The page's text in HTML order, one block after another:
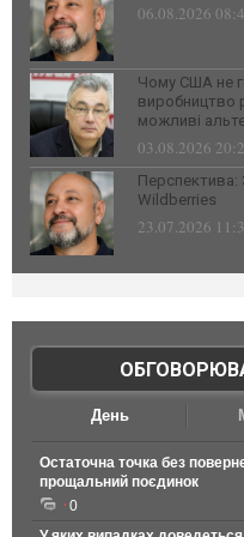
06.08.2026
Чому США не
виробництво
можливі
03.08.2026
Перспектива:
Wildberries
23.07.2026
День
Остаточна точка без
прощальний поєдинок
0